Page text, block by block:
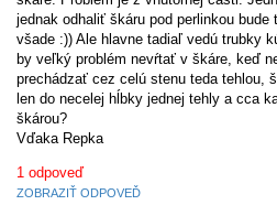
jednak odhaliť škáru pod perlinkou
všade :)) Ale hlavne tadiaľ vedú trubky
by veľký problém nevŕtať v škáre, keď
prechádzať cez celú stenu teda tehlou,
len do necelej hĺbky jednej tehly a cca
škárou?
Vďaka Repka
1 odpoveď
ZOBRAZIŤ ODPOVEĎ